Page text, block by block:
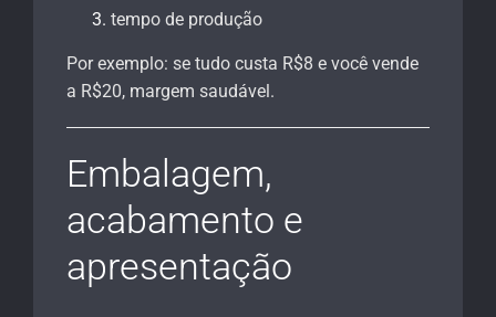
tempo de produção
Por exemplo: se tudo custa R$8 e você vende
a R$20, margem saudável.
Embalagem,
acabamento e
apresentação